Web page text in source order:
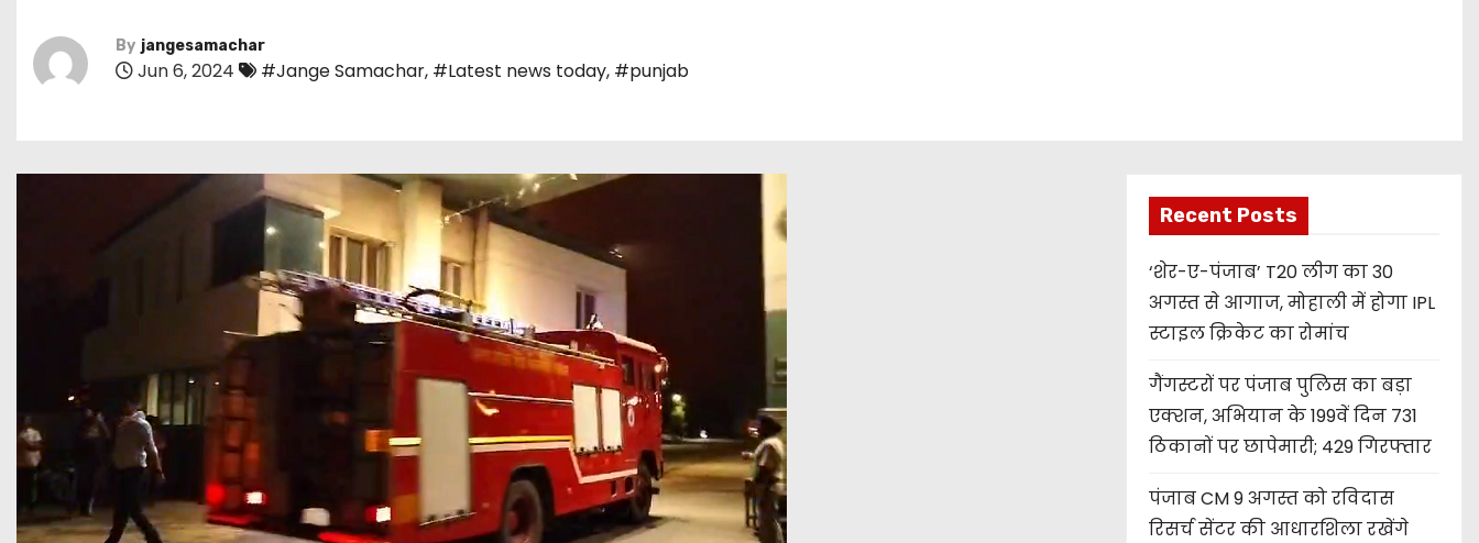
By jangesamachar
Jun 6, 2024 #Jange Samachar, #Latest news today, #punjab
Recent Posts
‘शेर-ए-पंजाब’ T20 लीग का 30
अगस्त से आगाज, मोहाली में होगा IPL
स्टाइल क्रिकेट का रोमांच
गैंगस्टरों पर पंजाब पुलिस का बड़ा
एक्शन, अभियान के 199वें दिन 731
ठिकानों पर छापेमारी; 429 गिरफ्तार
पंजाब CM 9 अगस्त को रविदास
रिसर्च सेंटर की आधारशिला रखेंगे